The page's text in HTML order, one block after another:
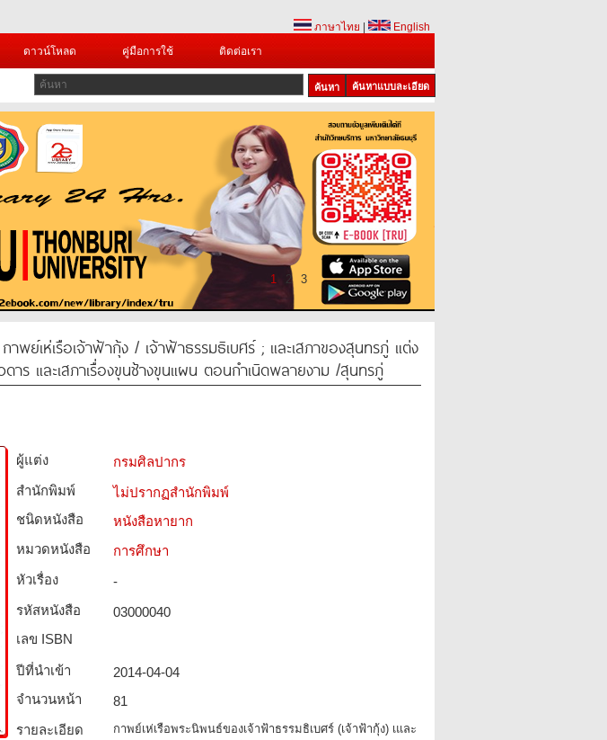
ภาษาไทย
English
ดาวน์โหลด คู่มือการใช้ ติดต่อเรา
ค้นหาแบบละเอียด
1 2 3
าพย์เห่เรือเจ้าฟ้ากุ้ง / เจ้าฟ้าธรรมธิเบศร์ ; และเสภาของสุนทรภู่ แต่ง
ดาร และเสภาเรื่องขุนช้างขุนแผน ตอนกำเนิดพลายงาม /สุนทรภู่
ผู้แต่ง
กรมศิลปากร
สำนักพิมพ์
ไม่ปรากฏสำนักพิมพ์
ชนิดหนังสือ­
หนังสือหายาก
หมวดหนังสือ­
การศึกษา
หัวเรื่อง
-
รหัสหนังสือ­
03000040
เลข ISBN
ปีที่นำเข้า
2014-04-04
จำนวนหน้า
81
รายละเอียด
กาพย์เห่เรือพระนิพนธ์ของเจ้าฟ้าธรรมธิเบศร์ (เจ้าฟ้ากุ้ง) เและ